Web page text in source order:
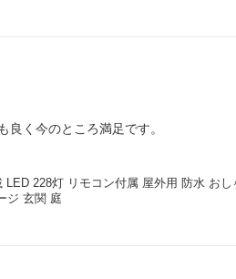
く今のところ満足です。
228灯 リモコン付属 屋外用 防水 おし
ジ 玄関 庭